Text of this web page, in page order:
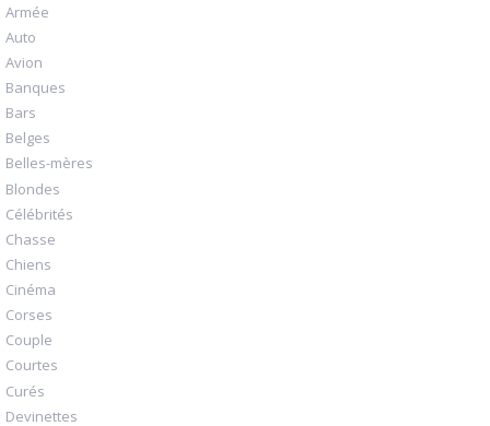
Armée
Auto
Avion
Banques
Bars
Belges
Belles-mères
Blondes
Célébrités
Chasse
Chiens
Cinéma
Corses
Couple
Courtes
Curés
Devinettes